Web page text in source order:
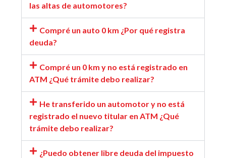
las altas de automotores?
Compré un auto 0 km ¿Por qué registra
deuda?
Compré un 0 km y no está registrado en
ATM ¿Qué trámite debo realizar?
He transferido un automotor y no está
registrado el nuevo titular en ATM ¿Qué
trámite debo realizar?
¿Puedo obtener libre deuda del impuesto